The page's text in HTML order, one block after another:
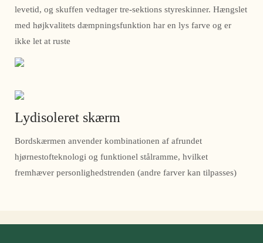
levetid, og skuffen vedtager tre-sektions styreskinner. Hængslet
med højkvalitets dæmpningsfunktion har en lys farve og er
ikke let at ruste
Lydisoleret skærm
Bordskærmen anvender kombinationen af ​​afrundet
hjørnestofteknologi og funktionel stålramme, hvilket
fremhæver personlighedstrenden (andre farver kan tilpasses)